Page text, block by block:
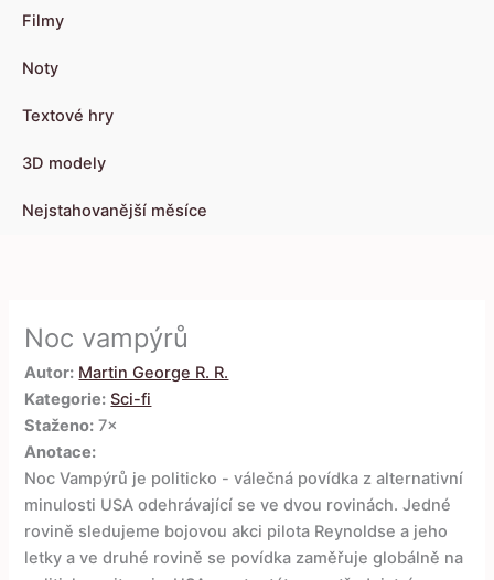
Filmy
Noty
Textové hry
3D modely
Nejstahovanější měsíce
Noc vampýrů
Autor: Martin George R. R.
Kategorie: Sci-fi
Staženo: 7×
Anotace:
Noc Vampýrů je politicko - válečná povídka z alternativní
minulosti USA odehrávající se ve dvou rovinách. Jedné
rovině sledujeme bojovou akci pilota Reynoldse a jeho
letky a ve druhé rovině se povídka zaměřuje globálně na